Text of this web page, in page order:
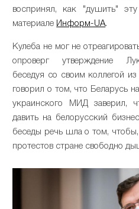
воспринял, как "душить"
материале Информ-UA.
Кулеба не мог не
опроверг утверждение
беседуя со своим коллегой
говорил о том, что Беларусь
украинского МИД заверил,
давить на белорусский
беседы речь шла о том,
протестов стране свободно